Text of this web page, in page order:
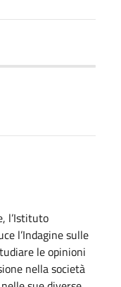
l’Istituto
l’Indagine sulle
le opinioni
nella società